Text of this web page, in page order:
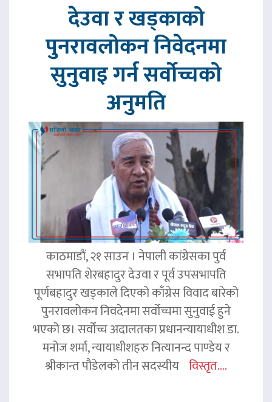
देउवा र खड्काको
पुनरावलोकन निवेदनमा
सुनुवाइ गर्न सर्वोच्चको
अनुमति
काठमाडौं, २१ साउन । नेपाली कांग्रेसका पुर्व
सभापति शेरबहादुर देउवा र पूर्व उपसभापति
पूर्णबहादुर खड्काले दिएको काँग्रेस विवाद बारेको
पुनरावलोकन निवदेनमा सर्वोच्चमा सुनुवाई हुने
भएको छ। सर्वोच्च अदालतका प्रधानन्यायाधीश डा.
मनोज शर्मा, न्यायाधीशहरु नित्यानन्द पाण्डेय र
श्रीकान्त पौडेलको तीन सदस्यीय विस्तृत....